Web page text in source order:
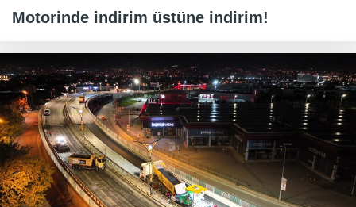
Motorinde indirim üstüne indirim!